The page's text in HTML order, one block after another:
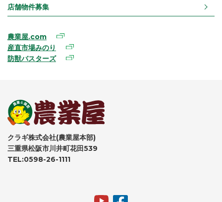
店舗物件募集
農業屋.com
産直市場みのり
防獣バスターズ
クラギ株式会社(農業屋本部)
三重県松阪市川井町花田539
TEL:0598-26-1111